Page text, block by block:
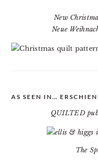
New
Neue
AS SEEN IN…
QUILTED
The